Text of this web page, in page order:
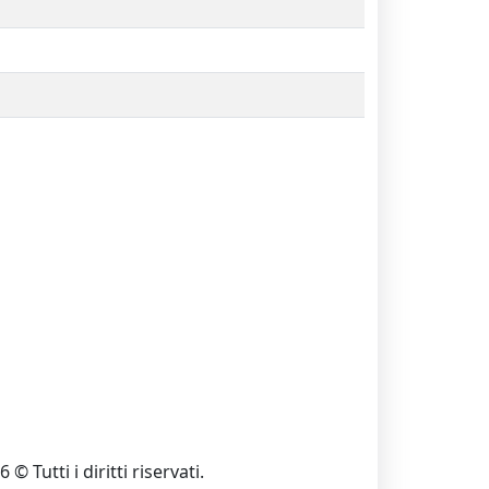
© Tutti i diritti riservati.